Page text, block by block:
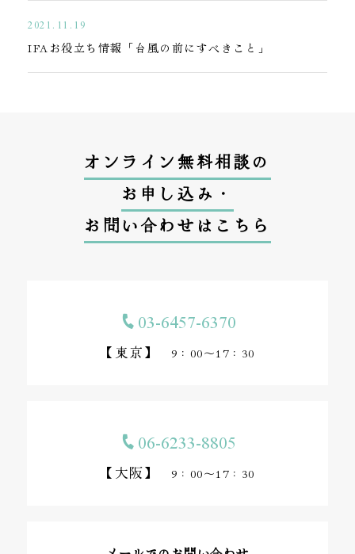
2021.11.19
IFAお役立ち情報「台風の前にすべきこと」
オンライン無料相談の
お申し込み・
お問い合わせはこちら
03-6457-6370
【東京】 9：00～17：30
06-6233-8805
【大阪】 9：00～17：30